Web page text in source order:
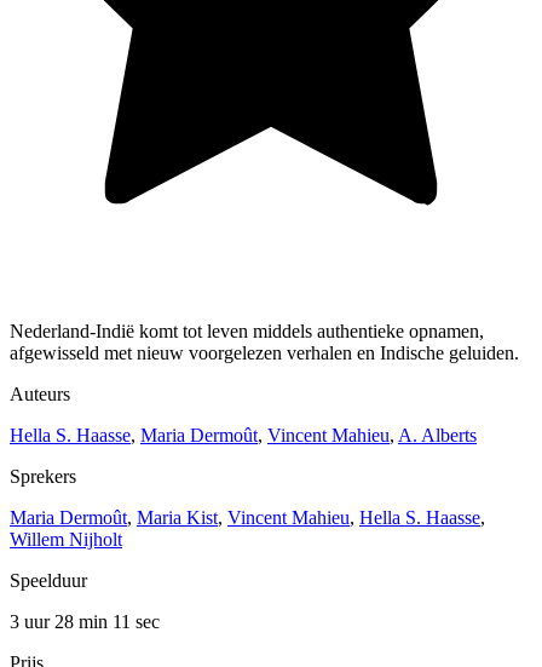
Nederland-Indië komt tot leven middels authentieke opnamen,
afgewisseld met nieuw voorgelezen verhalen en Indische geluiden.
Auteurs
Hella S. Haasse, Maria Dermoût, Vincent Mahieu, A. Alberts
Sprekers
Maria Dermoût, Maria Kist, Vincent Mahieu, Hella S. Haasse,
Willem Nijholt
Speelduur
3 uur 28 min 11 sec
Prijs